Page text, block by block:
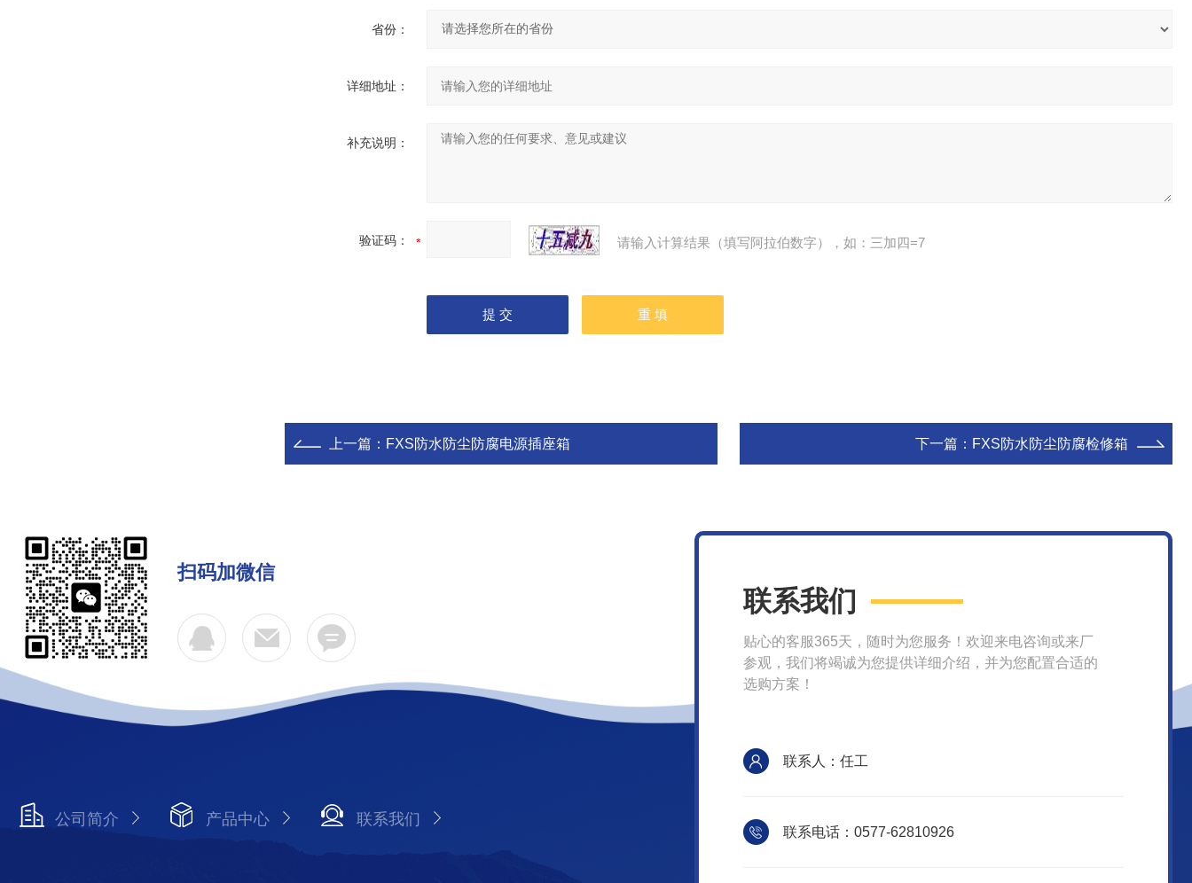
省份：
详细地址：
补充说明：
验证码： 请输入计算结果（填写阿拉伯数字），如：三加四=7
上一篇： FXS防水防尘防腐电源插座箱 下一篇： FXS防水防尘防腐检修箱
扫码加微信
公司简介 产品中心 联系我们
联系我们
贴心的客服365天，随时为您服务！欢迎来电咨询或来厂
参观，我们将竭诚为您提供详细介绍，并为您配置合适的
选购方案！
联系人：任工
联系电话：0577-62810926